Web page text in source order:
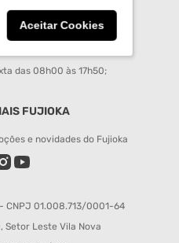
Aceitar Cookies
das 08h00 às 17h50;
FUJIOKA
e novidades do Fujioka
CNPJ 01.008.713/0001-64
Setor Leste Vila Nova